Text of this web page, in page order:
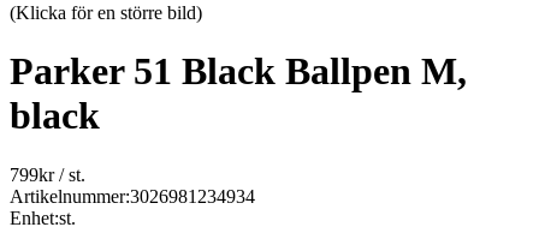
(Klicka för en större bild)
Parker 51 Black Ballpen M,
black
799kr/ st.
Artikelnummer:3026981234934
Enhet:st.